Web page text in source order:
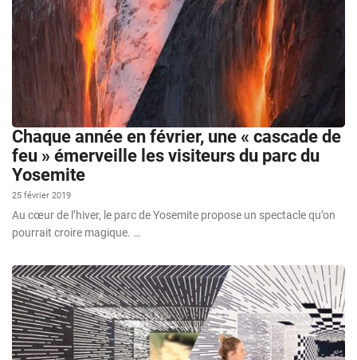
Chaque année en février, une « cascade de
feu » émerveille les visiteurs du parc du
Yosemite
25 février 2019
Au cœur de l’hiver, le parc de Yosemite propose un spectacle qu’on
pourrait croire magique. …